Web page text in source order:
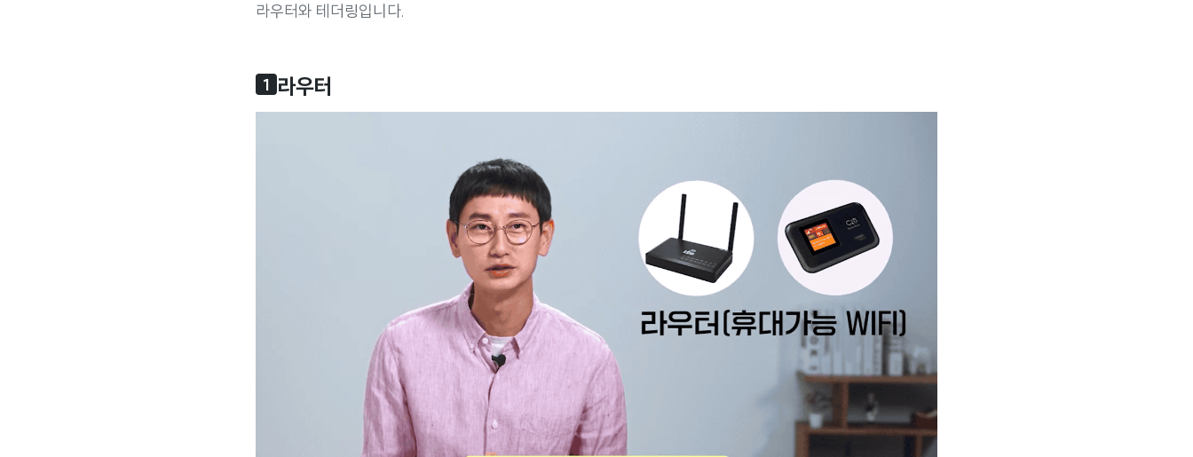
라우터와 테더링입니다.
1 라우터